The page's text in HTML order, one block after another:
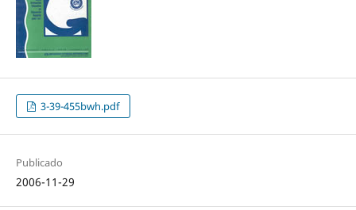
3-39-455bwh.pdf
Publicado
2006-11-29